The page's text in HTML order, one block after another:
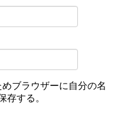
ブラウザーに自分の名
存する。